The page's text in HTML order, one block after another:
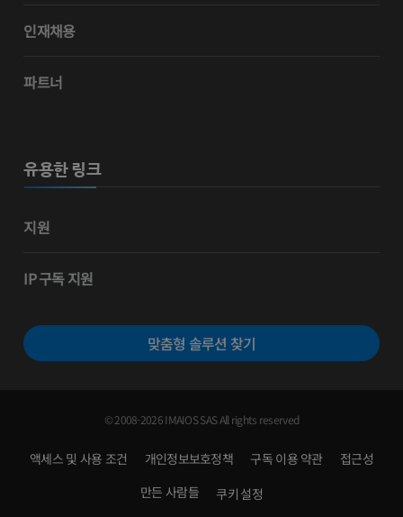
인재채용
파트너
유용한 링크
지원
IP 구독 지원
맞춤형 솔루션 찾기
© 2008-2026 IMAIOS SAS All rights reserved
액세스 및 사용 조건 개인정보보호정책 구독 이용 약관
접근성
만든 사람들
쿠키 설정